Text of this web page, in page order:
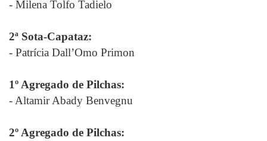
- Milena Tolfo Tadielo
2ª Sota-Capataz:
- Patrícia Dall’Omo Primon
1º Agregado de Pilchas:
- Altamir Abady Benvegnu
2º Agregado de Pilchas: